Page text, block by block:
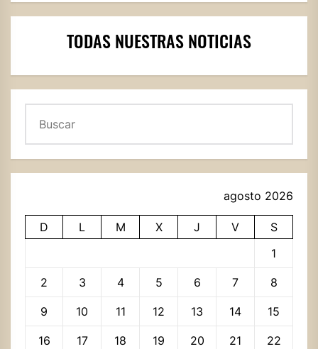
TODAS NUESTRAS NOTICIAS
agosto 2026
D L M X J V
S
1
2 3 4 5 6 7 8
9 10 11 12 13 14 15
16 17 18 19 20 21 22